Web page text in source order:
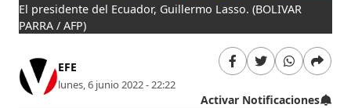
El presidente del Ecuador, Guillermo Lasso. (BOLIVAR
PARRA / AFP)
EFE
lunes, 6 junio 2022 - 22:22
Activar Notificaciones